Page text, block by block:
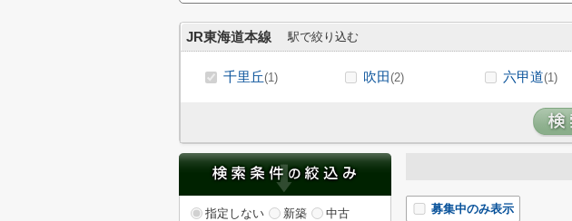
JR東海道本線 駅で絞り込む
千里丘(1) 吹田(2) 六甲道(1)
募集中のみ表示
指定しない 新築
中古